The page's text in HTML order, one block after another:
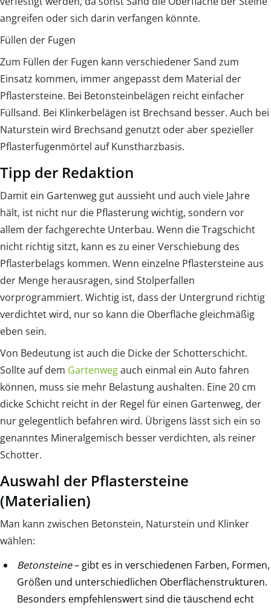
angreifen oder sich darin verfangen könnte.
Füllen der Fugen
Zum Füllen der Fugen kann verschiedener Sand zum
Einsatz kommen, immer angepasst dem Material der
Pflastersteine. Bei Betonsteinbelägen reicht einfacher
Füllsand. Bei Klinkerbelägen ist Brechsand besser. Auch bei
Naturstein wird Brechsand genutzt oder aber spezieller
Pflasterfugenmörtel auf Kunstharzbasis.
Tipp der Redaktion
Damit ein Gartenweg gut aussieht und auch viele Jahre
hält, ist nicht nur die Pflasterung wichtig, sondern vor
allem der fachgerechte Unterbau. Wenn die Tragschicht
nicht richtig sitzt, kann es zu einer Verschiebung des
Pflasterbelags kommen. Wenn einzelne Pflastersteine aus
der Menge herausragen, sind Stolperfallen
vorprogrammiert. Wichtig ist, dass der Untergrund richtig
verdichtet wird, nur so kann die Oberfläche gleichmäßig
eben sein.
Von Bedeutung ist auch die Dicke der Schotterschicht.
Sollte auf dem Gartenwegauch einmal ein Auto fahren
können, muss sie mehr Belastung aushalten. Eine 20 cm
dicke Schicht reicht in der Regel für einen Gartenweg, der
nur gelegentlich befahren wird. Übrigens lässt sich ein so
genanntes Mineralgemisch besser verdichten, als reiner
Schotter.
Auswahl der Pflastersteine
(Materialien)
Man kann zwischen Betonstein, Naturstein und Klinker
wählen:
Betonsteine– gibt es in verschiedenen Farben, Formen,
Größen und unterschiedlichen Oberflächenstrukturen.
Besonders empfehlenswert sind die täuschend echt